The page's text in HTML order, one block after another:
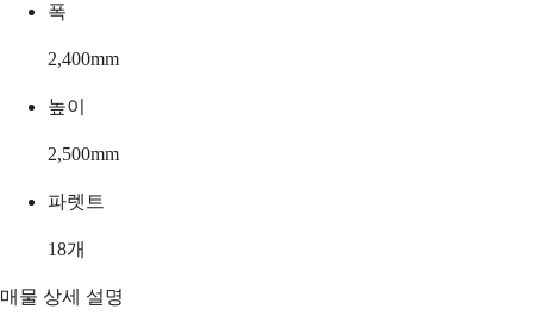
폭
2,400mm
높이
2,500mm
파렛트
18개
매물 상세 설명